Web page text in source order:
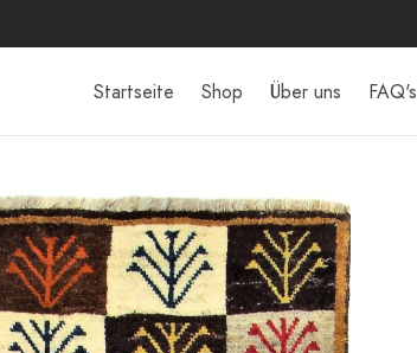
Startseite Shop Über uns FAQ's